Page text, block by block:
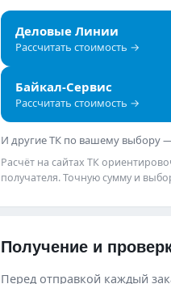
Деловые Линии
Рассчитать стоимость →
Байкал-Сервис
Рассчитать стоимость →
И другие ТК по вашему выбору
Расчёт на сайтах ТК
получателя. Точную сумму и
Получение и
Перед отправкой каждый